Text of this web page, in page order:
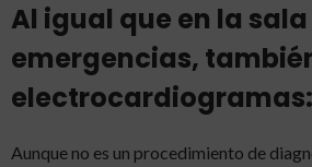
Al igual que en la
emergencias,
electrocardiogramas:
Aunque no es un procedimiento de